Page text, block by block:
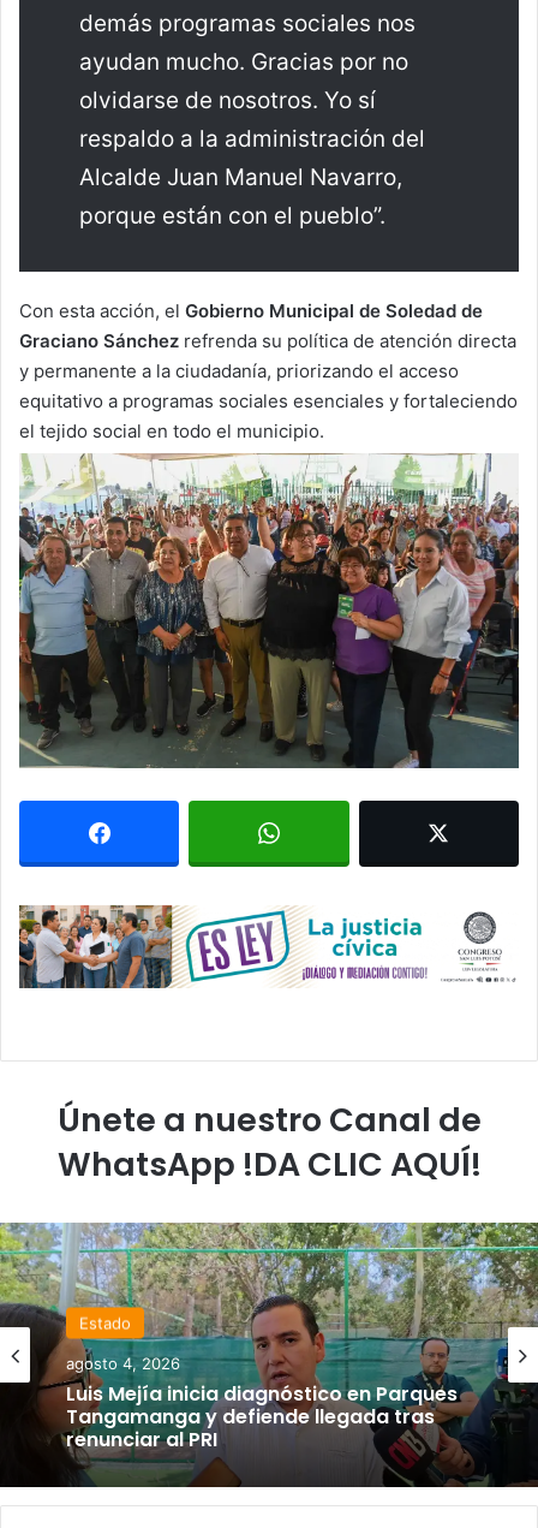
demás programas sociales nos
ayudan mucho. Gracias por no
olvidarse de nosotros. Yo sí
respaldo a la administración del
Alcalde Juan Manuel Navarro,
porque están con el pueblo”.
Con esta acción, el Gobierno Municipal de Soledad de
Graciano Sánchez refrenda su política de atención directa
y permanente a la ciudadanía, priorizando el acceso
equitativo a programas sociales esenciales y fortaleciendo
el tejido social en todo el municipio.
Únete a nuestro Canal de
WhatsApp !DA CLIC AQUÍ!
Estado
agosto 4, 2026
Luis Mejía inicia diagnóstico en Parques
Tangamanga y defiende llegada tras
renunciar al PRI